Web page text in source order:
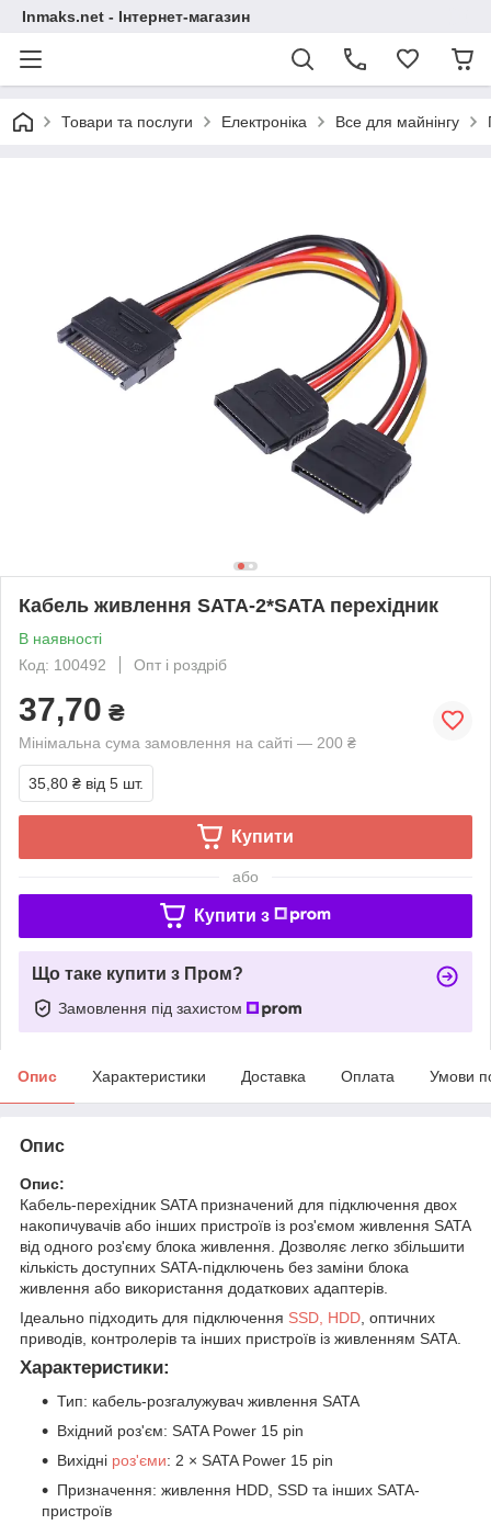
Inmaks.net - Інтернет-магазин
Товари та послуги Електроніка Все для майнінгу
Кабель живлення SATA-2*SATA перехідник
В наявності
Код: 100492
Опт і роздріб
37,70 ₴
Мінімальна сума замовлення на сайті — 200 ₴
35,80 ₴ від 5 шт.
Купити
або
Купити з
Що таке купити з Пром?
Замовлення під захистом
Опис Характеристики Доставка Оплата Умови
Опис
Опис:
Кабель-перехідник SATA призначений для підключення двох
накопичувачів або інших пристроїв із роз'ємом живлення SATA
від одного роз'єму блока живлення. Дозволяє легко збільшити
кількість доступних SATA-підключень без заміни блока
живлення або використання додаткових адаптерів.
Ідеально підходить для підключення SSD, HDD , оптичних
приводів, контролерів та інших пристроїв із живленням SATA.
Характеристики:
Тип: кабель-розгалужувач живлення SATA
Вхідний роз'єм: SATA Power 15 pin
Вихідні роз'єми: 2 × SATA Power 15 pin
Призначення: живлення HDD, SSD та інших SATA-
пристроїв